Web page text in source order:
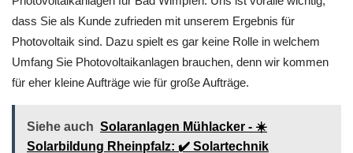
wir sind der Solar & Photovoltaikanlagen Fachmann für
Photovoltaikanlagen für Bad Wimpfen. Uns ist voralle wichtig,
dass Sie als Kunde zufrieden mit unserem Ergebnis für
Photovoltaik sind. Dazu spielt es gar keine Rolle in welchem
für eher kleine Aufträge wie für große Aufträge.